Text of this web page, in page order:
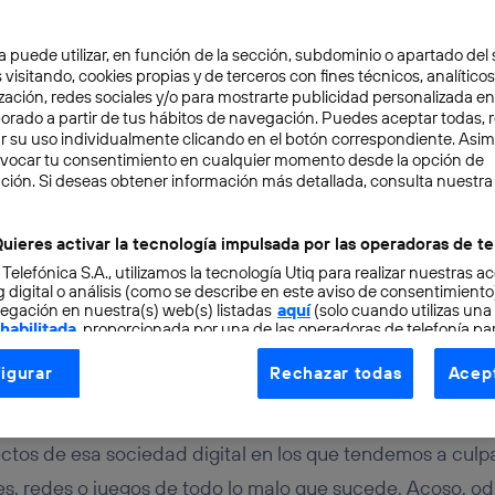
5 min
responsable: modo
el coche
de esa sociedad digital en los que tendemos a
redes o juegos de todo lo malo que sucede. Acoso,
puede utilizar, en función de la sección, subdominio o apartado del
visitando, cookies propias y de terceros con fines técnicos,
redes sociales y/o para mostrarte publicidad personalizada
a partir de tus hábitos de navegación. Puedes aceptar todas,
su uso individualmente clicando en el botón correspondiente.
tu consentimiento en cualquier momento desde la opción de
Si deseas obtener información más detallada, consulta nuestra
activar la tecnología impulsada por las operadoras de
S.A., utilizamos la tecnología Utiq para realizar nuestras
digital o análisis (como se describe en este aviso de
en nuestra(s) web(s) listadas aquí(solo cuando utilizas una
, proporcionada por una de las operadoras de telefonía
consentimiento en cada página web).
Utiq está diseñada con la privacidad como prioridad
tu dirección IP y otra información de la cuenta de cliente de
a la conexión que utilizas (p. ej., número de teléfono móvil).
Rechazar todas